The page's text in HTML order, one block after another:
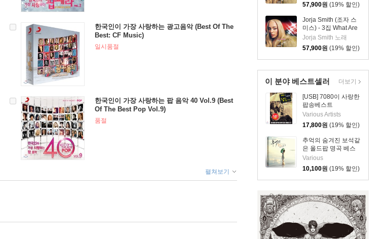
57,900원 (19% 할인)
Jorja Smith (조자 스
미스) - 3집 What Are
The Odds [심플 바이
올렛 컬러 LP]
Jorja Smith 노래
57,900원 (19% 할인)
이 분야 베스트셀러
[USB] 7080이 사랑한
팝송베스트
Various Artists
17,800원 (19% 할인)
추억의 숨겨진 보석같
은 올드팝 명곡 베스
트: 세시봉과 6080 세
대 번안 및 희귀곡 모
음
Various
10,100원 (19% 할인)
더보기
한국인이 가장 사랑하는 광고음악 (Best Of The
Best: CF Music)
일시품절
한국인이 가장 사랑하는 팝 음악 40 Vol.9 (Best
Of The Best Pop Vol.9)
품절
펼쳐보기